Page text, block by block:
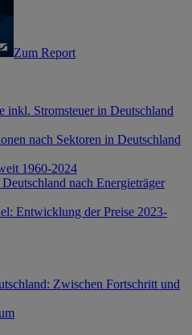
Zum Report
inkl. Stromsteuer in Deutschland
nach Sektoren in Deutschland
1960-2024
nach Energieträger
Entwicklung der Preise 2023-
Zwischen Fortschritt und